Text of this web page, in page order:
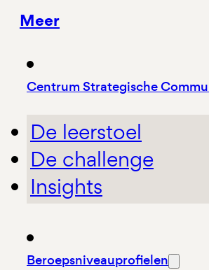
Meer
Centrum Strategische
De leerstoel
De challenge
Insights
Beroepsniveauprofielen